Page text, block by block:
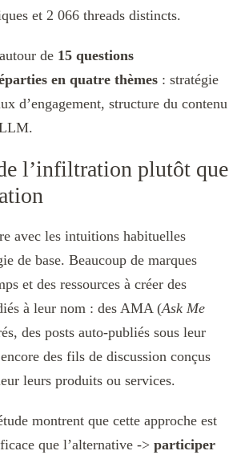
et 2 066 threads distincts.
de 15 questions
en quatre thèmes : stratégie
d’engagement, structure du contenu
l’infiltration plutôt que
avec les intuitions habituelles
de base. Beaucoup de marques
et des ressources à créer des
à leur nom : des AMA (Ask Me
des posts auto-publiés sous leur
des fils de discussion conçus
leurs produits ou services.
montrent que cette approche est
que l’alternative -> participer